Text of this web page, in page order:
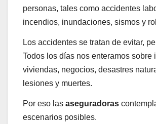
personas, tales como accidentes
incendios, inundaciones, sismos y
Los accidentes se tratan de evitar,
Todos los días nos enteramos sobre
viviendas, negocios, desastres
lesiones y muertes.
Por eso las aseguradoras
escenarios posibles.